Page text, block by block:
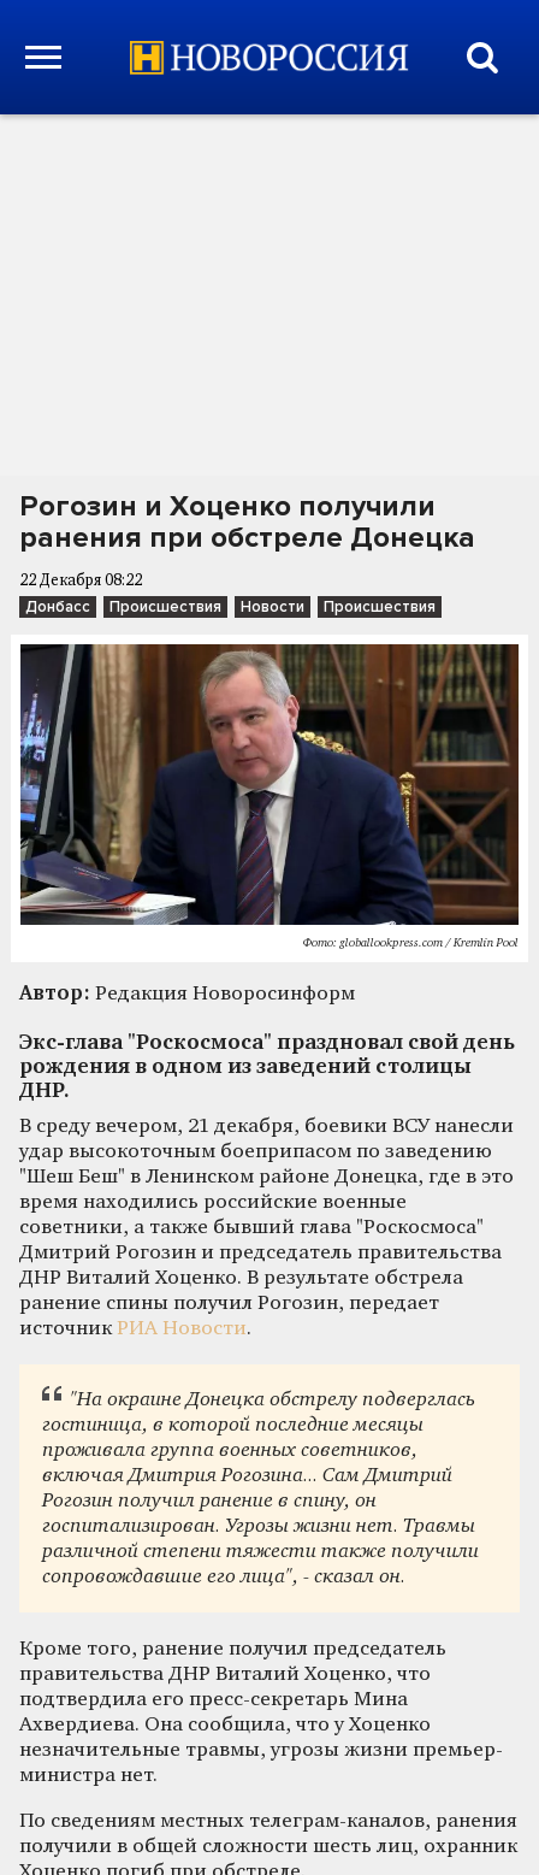
Рогозин и Хоценко получили
ранения при обстреле Донецка
22 Декабря 08:22
Донбасс Происшествия Новости Происшествия
Фото: globallookpress.com / Kremlin Pool
Автор: Редакция Новоросинформ
Экс-глава "Роскосмоса" праздновал свой день
рождения в одном из заведений столицы
ДНР.
В среду вечером, 21 декабря, боевики ВСУ нанесли
удар высокоточным боеприпасом по заведению
"Шеш Беш" в Ленинском районе Донецка, где в это
время находились российские военные
советники, а также бывший глава "Роскосмоса"
Дмитрий Рогозин и председатель правительства
ДНР Виталий Хоценко. В результате обстрела
ранение спины получил Рогозин, передает
источникРИА Новости.
"На окраине Донецка обстрелу подверглась
гостиница, в которой последние месяцы
проживала группа военных советников,
включая Дмитрия Рогозина... Сам Дмитрий
Рогозин получил ранение в спину, он
госпитализирован. Угрозы жизни нет. Травмы
различной степени тяжести также получили
сопровождавшие его лица", - сказал он.
Кроме того, ранение получил председатель
правительства ДНР Виталий Хоценко, что
подтвердила его пресс-секретарь Мина
Ахвердиева. Она сообщила, что у Хоценко
незначительные травмы, угрозы жизни премьер-
министра нет.
По сведениям местных телеграм-каналов, ранения
получили в общей сложности шесть лиц, охранник